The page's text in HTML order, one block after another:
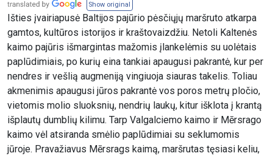
Show original
Išties įvairiapusė Baltijos pajūrio pėsčiųjų maršruto atkarpa
gamtos, kultūros istorijos ir kraštovaizdžiu. Netoli Kaltenės
kaimo pajūris išmargintas mažomis įlankelėmis su uolėtais
paplūdimiais, po kurių eina tankiai apaugusi pakrantė, kur per
nendres ir vešlią augmeniją vingiuoja siauras takelis. Toliau
akmenimis apaugusi jūros pakrantė vos poros metrų pločio,
vietomis molio sluoksnių, nendrių laukų, kitur išklota į krantą
išplautų dumblių kilimu. Tarp Valgalciemo kaimo ir Mērsrago
kaimo vėl atsiranda smėlio paplūdimiai su seklumomis
jūroje. Pravažiavus Mērsrags kaimą, maršrutas tęsiasi keliu,